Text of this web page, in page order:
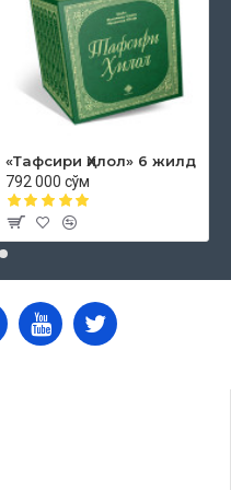
«Тафсири Ҳилол» 6 жилд
792 000 сўм